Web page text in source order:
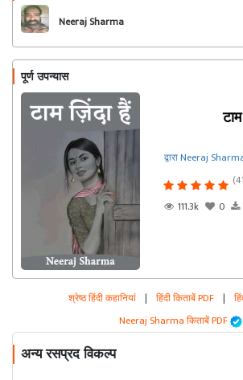
Neeraj Sharma
पूर्ण उपन्यास
द्वारा Neeraj
111.3k
0
श्रेष्ठ हिंदी कहानियां | हिंदी किताबें PDF |
Neeraj Sharma किताबें PDF
अन्य रसप्रद विकल्प